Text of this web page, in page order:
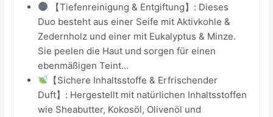
【Tiefenreinigung & Entgiftung】: Dieses
Duo besteht aus einer Seife mit Aktivkohle &
Zedernholz und einer mit Eukalyptus & Minze.
Sie peelen die Haut und sorgen für einen
ebenmäßigen Teint...
【Sichere Inhaltsstoffe & Erfrischender
Duft】: Hergestellt mit natürlichen Inhaltsstoffen
wie Sheabutter, Kokosöl, Olivenöl und